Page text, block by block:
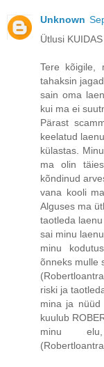
Unknown
Ütlusi
Tere kõigile,
tahaksin
sain oma
kui ma ei
Pärast
keelatud
külastas.
ma olin
kõndinud
vana kooli
Alguses ma
taotleda
sai minu
minu
õnneks mulle
riski ja
mina ja
kuulub
minu